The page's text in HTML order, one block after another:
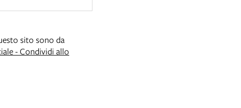
sito sono da
- Condividi allo